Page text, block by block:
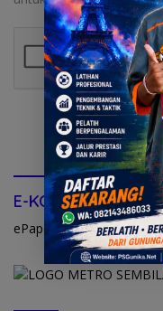
E-KORAN METRO
ePapers